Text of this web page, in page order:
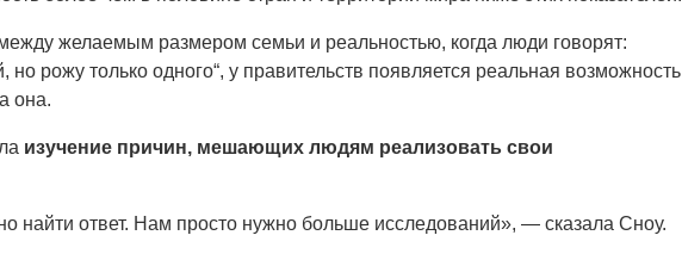
желаемым размером семьи и реальностью, когда люди говорят:
но рожу только одного“, у правительств появляется реальная возможность
она.
изучение причин, мешающих людям реализовать свои
найти ответ. Нам просто нужно больше исследований», — сказала Сноу.